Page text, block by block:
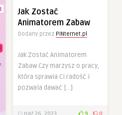
Jak Zostać
Animatorem Zabaw
Dodany przez PINternet.pl
Jak Zostać Animatorem
Zabaw Czy marzysz o pracy,
która sprawia Ci radość i
pozwala dawać […]